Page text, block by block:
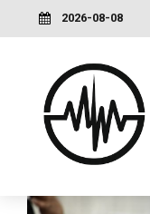
2026-08-08